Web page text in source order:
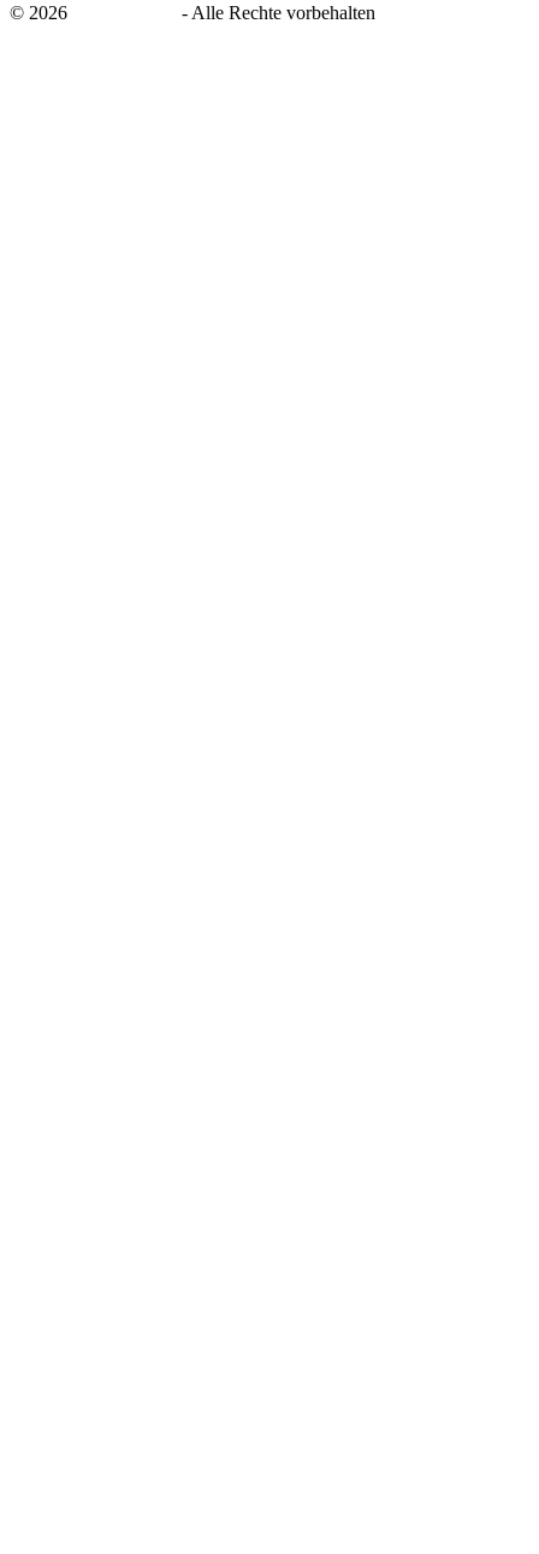
© 2026 - Alle Rechte vorbehalten